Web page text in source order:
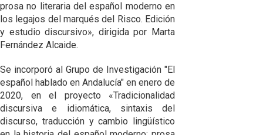
DESCRIPCIÓN
DEL ANDALUZ /
GENERAL
FONÉTICA Y
FONOLOGÍA
DESCRIPCIÓN
DEL ANDALUZ /
MORFOSINTAXIS
prosa no literaria del español moderno en
los legajos del marqués del Risco. Edición
y estudio discursivo», dirigida por Marta
Fernández Alcaide.
Se incorporó al Grupo de Investigación "El
español hablado en Andalucía" en enero de
2020, en el proyecto «Tradicionalidad
discursiva e idiomática, sintaxis del
discurso, traducción y cambio lingüístico